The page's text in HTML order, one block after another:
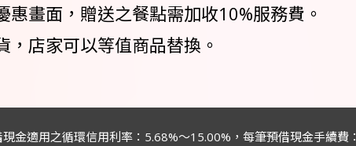
畫面，贈送之餐點需加收10%服務費。
店家可以等值商品替換。
金適用之循環信用利率： 5.68%～15.00%，每筆預借現金手續費：